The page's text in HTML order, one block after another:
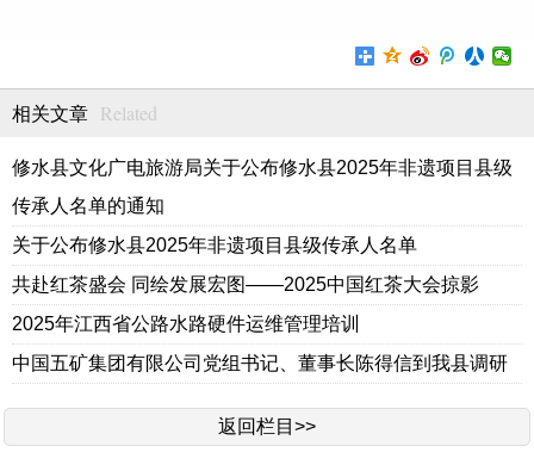
相关文章 Related
修水县文化广电旅游局关于公布修水县2025年非遗项目县级
传承人名单的通知
关于公布修水县2025年非遗项目县级传承人名单
共赴红茶盛会 同绘发展宏图——2025中国红茶大会掠影
2025年江西省公路水路硬件运维管理培训
中国五矿集团有限公司党组书记、董事长陈得信到我县调研
返回栏目>>